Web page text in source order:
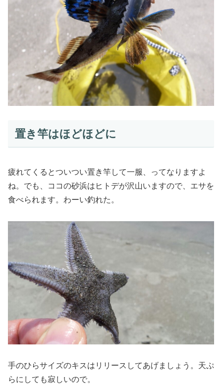
置き竿はほどほどに
疲れてくるとついつい置き竿して一服、ってなりますよ
ね。でも、ココの砂浜はヒトデが沢山いますので、エサを
食べられます。わーい釣れた。
手のひらサイズのキスはリリースしてあげましょう。天ぷ
らにしても寂しいので。